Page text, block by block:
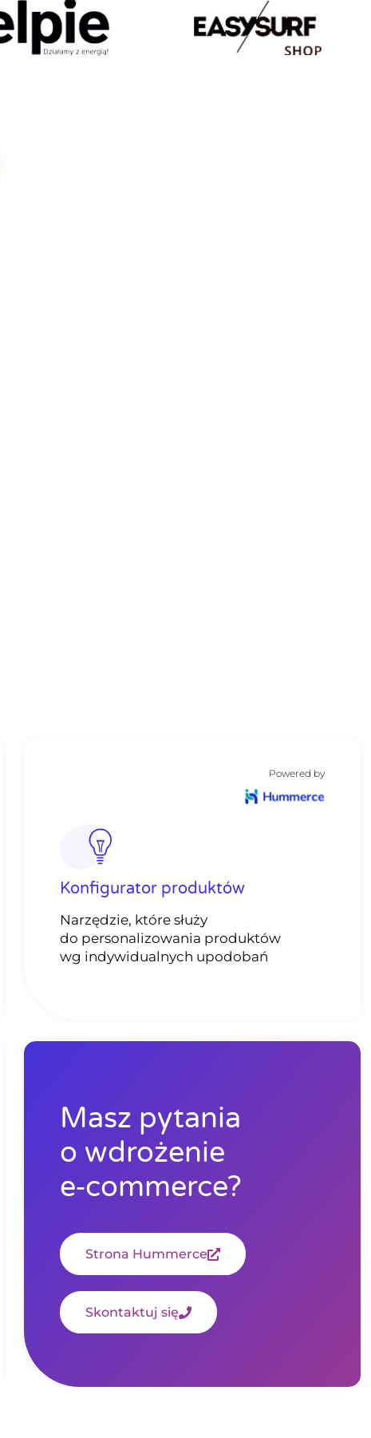
Powered by
Konfigurator produktów
Narzędzie, które służy
do personalizowania produktów
wg indywidualnych upodobań
Masz pytania
o wdrożenie
e‑commerce?
Strona Hummerce
Skontaktuj się